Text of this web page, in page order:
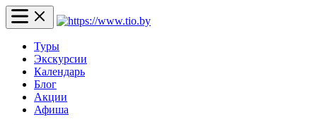
Туры
Экскурсии
Календарь
Блог
Акции
Афиша